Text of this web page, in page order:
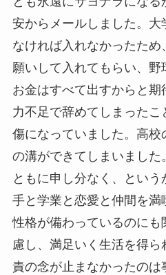
安からメールしました。
なければ入れなかったた
願いして入れてもらい、野
お金はすべて出すからと期
力不足で辞めてしまった
傷になっていました。高
の溝ができてしまいました
ともに申し分なく、とい
手と学業と恋愛と仲間を満
性格が備わっているのに
慮し、満足いく生活を得ら
責の念が止まなかったのは